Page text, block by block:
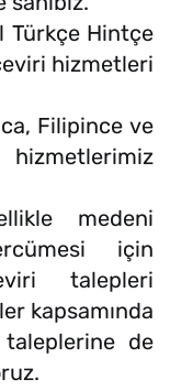
Türkçe Hintçe
hizmetleri
Filipince ve
medeni
için
talepleri
kapsamında
de